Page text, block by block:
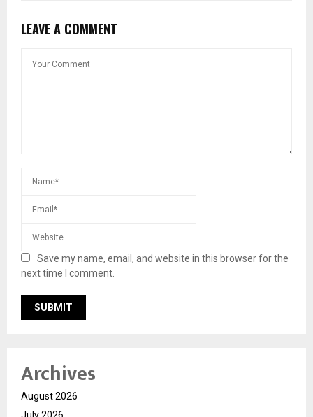
LEAVE A COMMENT
Save my name, email, and website in this browser for the
next time I comment.
Archives
August 2026